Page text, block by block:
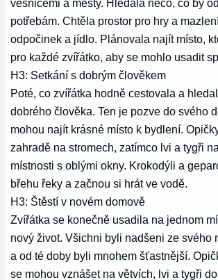
vesnicemi a městy. Hledala něco, co by
potřebám. Chtěla prostor pro hry a
odpočinek a jídlo. Plánovala najít místo,
pro každé zvířátko, aby se mohlo usadit
H3: Setkání s dobrým člověkem
Poté, co zvířátka hodně cestovala a
dobrého člověka. Ten je pozve do svého
mohou najít krásné místo k bydlení.
zahradě na stromech, zatímco lvi a tygři
místnosti s oblými okny. Krokodýli a
břehu řeky a začnou si hrát ve vodě.
H3: Štěstí v novém domově
Zvířátka se konečně usadila na jednom
nový život. Všichni byli nadšeni ze svého
a od té doby byli mnohem šťastnější.
se mohou vznášet na větvích, lvi a tygři